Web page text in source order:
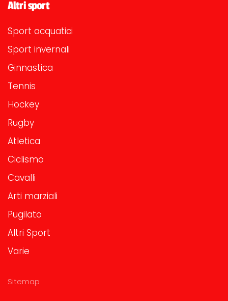
Altri sport
Sport acquatici
Sport invernali
Ginnastica
Tennis
Hockey
Rugby
Atletica
Ciclismo
Cavalli
Arti marziali
Pugilato
Altri Sport
Varie
Sitemap